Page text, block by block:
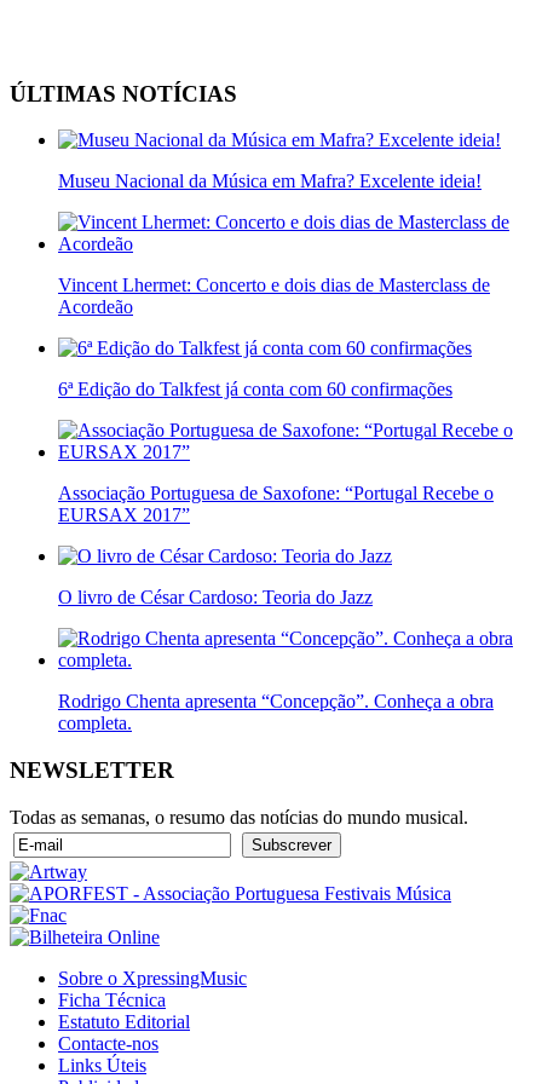
ÚLTIMAS NOTÍCIAS
Museu Nacional da Música em Mafra? Excelente ideia!
Vincent Lhermet: Concerto e dois dias de Masterclass de
Acordeão
6ª Edição do Talkfest já conta com 60 confirmações
Associação Portuguesa de Saxofone: “Portugal Recebe o
EURSAX 2017”
O livro de César Cardoso: Teoria do Jazz
Rodrigo Chenta apresenta “Concepção”. Conheça a obra
completa.
NEWSLETTER
Todas as semanas, o resumo das notícias do mundo musical.
Sobre o XpressingMusic
Ficha Técnica
Estatuto Editorial
Contacte-nos
Links Úteis